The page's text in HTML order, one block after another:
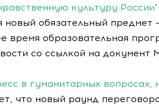
культуру России"
новый обязательный предмет
время образовательная
со ссылкой на документ
в гуманитарных вопросах,
что новый раунд